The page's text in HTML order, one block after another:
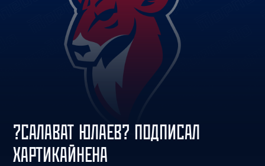
?САЛАВАТ ЮЛАЕВ? ПОДПИСАЛ
ХАРТИКАЙНЕНА